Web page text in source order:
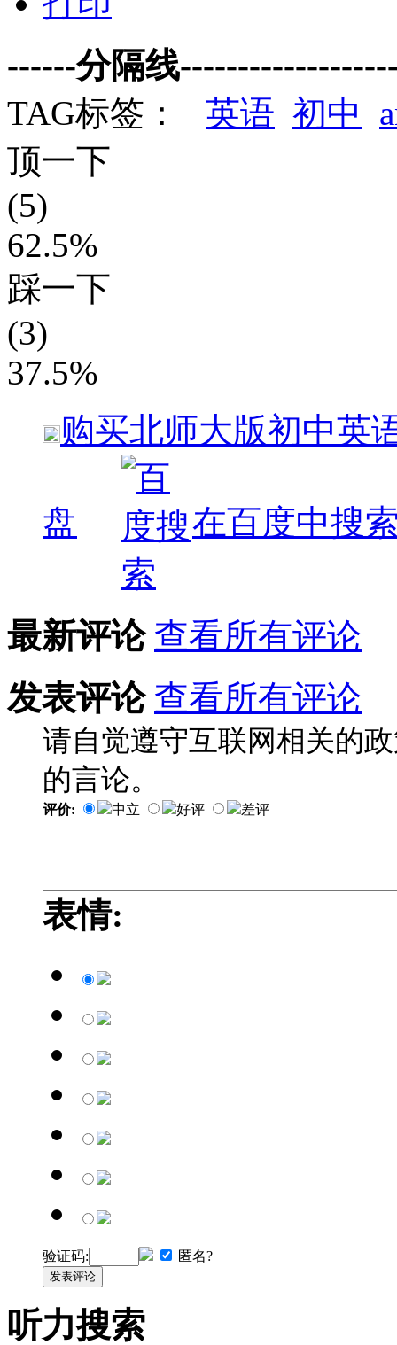
------分隔线
TAG标签：
英语 初中
顶一下
(5)
62.5%
踩一下
(3)
37.5%
购买北师大版初中英
盘 在百度中搜
最新评论 查看所有评论
发表评论 查看所有评论
请自觉遵守互联网相关的
的言论。
评价: 中立 好评 差评
表情:
验证码: 匿名?
发表评论
听力搜索